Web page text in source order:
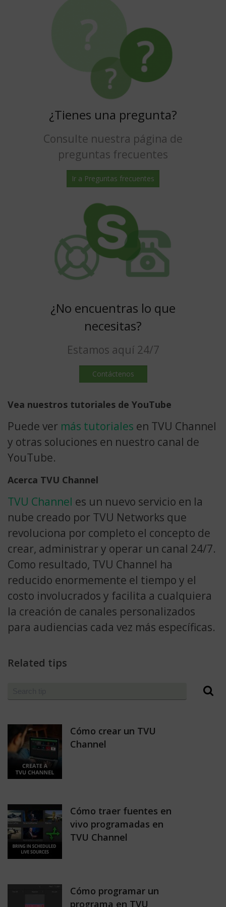
¿Tienes una pregunta?
Consulte nuestra página de
preguntas frecuentes
Ir a Preguntas frecuentes
¿No encuentras lo que
necesitas?
Estamos aquí 24/7
Contáctenos
Vea nuestros tutoriales de YouTube
Puede ver más tutoriales en TVU Channel
y otras soluciones en nuestro canal de
YouTube.
Acerca TVU Channel
TVU Channel es un nuevo servicio en la
nube creado por TVU Networks que
revoluciona por completo el concepto de
crear, administrar y operar un canal 24/7.
Como resultado, TVU Channel ha
reducido enormemente el tiempo y el
costo involucrados y facilita a cualquiera
la creación de canales personalizados
para audiencias cada vez más específicas.
Related tips
Cómo crear un TVU
Channel
Cómo traer fuentes en
vivo programadas en
TVU Channel
Cómo programar un
programa en TVU